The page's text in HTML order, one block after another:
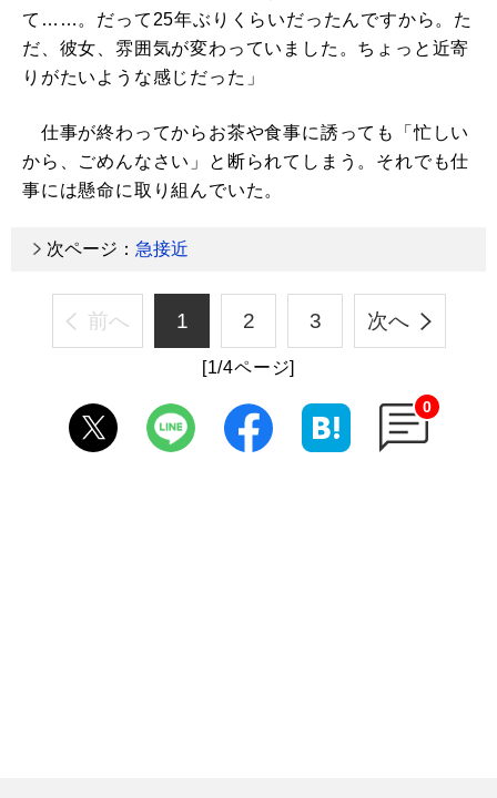
て……。だって25年ぶりくらいだったんですから。た
だ、彼女、雰囲気が変わっていました。ちょっと近寄
りがたいような感じだった」
仕事が終わってからお茶や食事に誘っても「忙しい
から、ごめんなさい」と断られてしまう。それでも仕
事には懸命に取り組んでいた。
次ページ： 急接近
前へ 1 2 3 次へ
[1/4ページ]
0